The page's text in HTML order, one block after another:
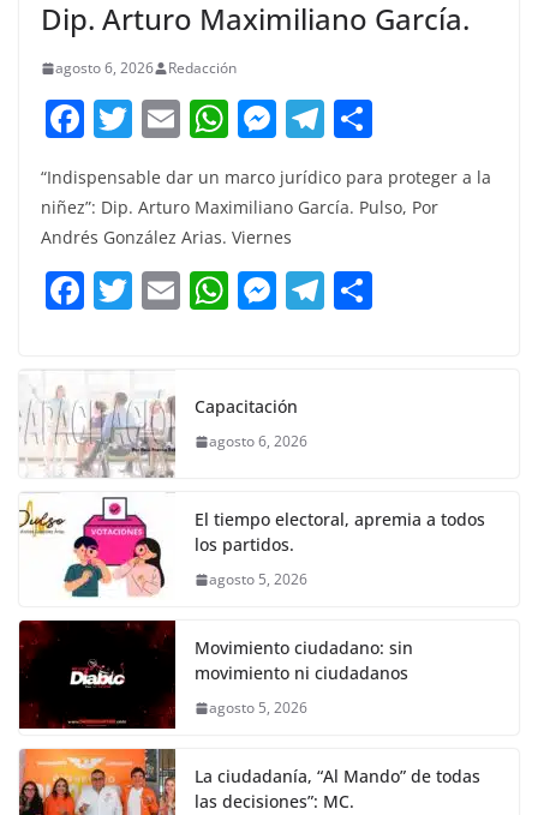
Dip. Arturo Maximiliano García.
agosto 6, 2026 Redacción
F
c
e
b
o
k
T
w
itt
er
E
ai
l
W
at
s
A
p
M
e
ss
e
n
g
T
e
a
m
m
“Indispensable dar un marco jurídico para proteger a la
niñez”: Dip. Arturo Maximiliano García. Pulso, Por
Andrés González Arias. Viernes
F
c
e
b
o
o
k
T
itt
er
E W
s
A
p
M
e
n
er
T
Capacitación
agosto 6, 2026
El tiempo electoral, apremia a todos
los partidos.
agosto 5, 2026
Movimiento ciudadano: sin
movimiento ni ciudadanos
agosto 5, 2026
La ciudadanía, “Al Mando” de todas
las decisiones”: MC.